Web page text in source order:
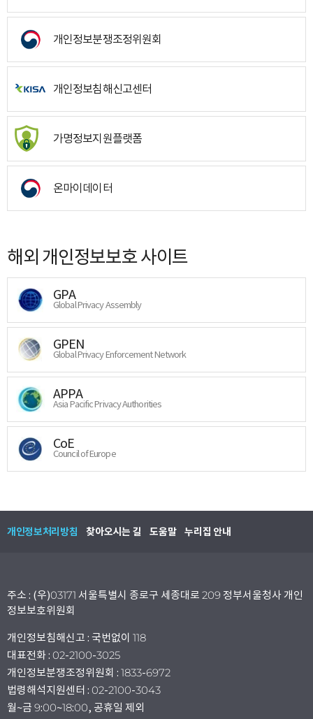
개인정보분쟁조정위원회
개인정보침해신고센터
가명정보지원플랫폼
온마이데이터
해외 개인정보보호 사이트
GPA
Global Privacy Assembly
GPEN
Global Privacy Enforcement Network
APPA
Asia Pacific Privacy Authorities
CoE
Council of Europe
개인정보처리방침 찾아오시는 길 도움말 누리집 안내
주소 : (우)03171 서울특별시 종로구 세종대로 209 정부서울청사 개인
정보보호위원회
개인정보침해신고 : 국번없이 118
대표전화 : 02-2100-3025
개인정보분쟁조정위원회 : 1833-6972
법령해석지원센터 : 02-2100-3043
월~금 9:00~18:00, 공휴일 제외